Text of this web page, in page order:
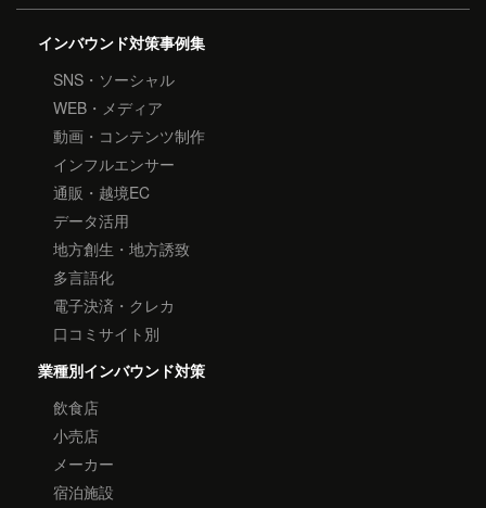
インバウンド対策事例集
SNS・ソーシャル
WEB・メディア
動画・コンテンツ制作
インフルエンサー
通販・越境EC
データ活用
地方創生・地方誘致
多言語化
電子決済・クレカ
口コミサイト別
業種別インバウンド対策
飲食店
小売店
メーカー
宿泊施設